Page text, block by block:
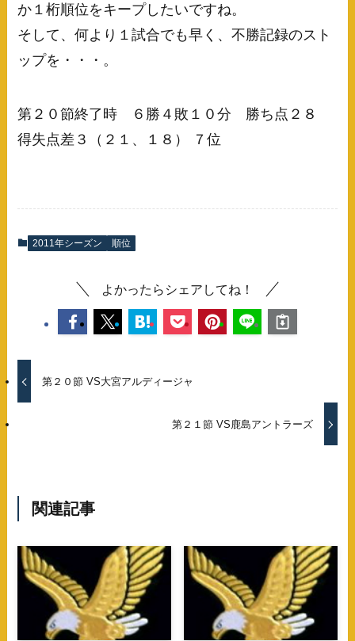
か１桁順位をキープしたいですね。
そして、何より１試合でも早く、不勝記録のスト
ップを・・・。
第２０節終了時 ６勝４敗１０分 勝ち点２８
得失点差３（２１、１８） ７位
2011年シーズン 順位
よかったらシェアしてね！
第２０節 VS大宮アルディージャ
第２１節 VS鹿島アントラーズ
関連記事